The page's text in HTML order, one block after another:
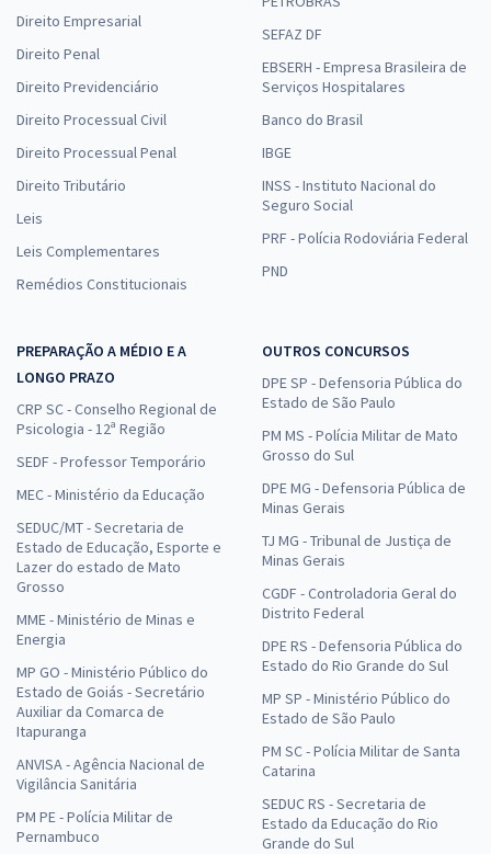
Direito Empresarial
Direito Penal
Direito Previdenciário
Direito Processual Civil
Direito Processual Penal
Direito Tributário
Leis
Leis Complementares
Remédios Constitucionais
SEFAZ DF
EBSERH - Empresa Brasileira de
Serviços Hospitalares
Banco do Brasil
IBGE
INSS - Instituto Nacional do
Seguro Social
PRF - Polícia Rodoviária Federal
PND
PREPARAÇÃO A MÉDIO E A
LONGO PRAZO
CRP SC - Conselho Regional de
Psicologia - 12ª Região
SEDF - Professor Temporário
MEC - Ministério da Educação
SEDUC/MT - Secretaria de
Estado de Educação, Esporte e
Lazer do estado de Mato
Grosso
MME - Ministério de Minas e
Energia
MP GO - Ministério Público do
Estado de Goiás - Secretário
Auxiliar da Comarca de
Itapuranga
ANVISA - Agência Nacional de
Vigilância Sanitária
PM PE - Polícia Militar de
Pernambuco
OUTROS CONCURSOS
DPE SP - Defensoria Pública do
Estado de São Paulo
PM MS - Polícia Militar de Mato
Grosso do Sul
DPE MG - Defensoria Pública de
Minas Gerais
TJ MG - Tribunal de Justiça de
Minas Gerais
CGDF - Controladoria Geral do
Distrito Federal
DPE RS - Defensoria Pública do
Estado do Rio Grande do Sul
MP SP - Ministério Público do
Estado de São Paulo
PM SC - Polícia Militar de Santa
Catarina
SEDUC RS - Secretaria de
Estado da Educação do Rio
Grande do Sul